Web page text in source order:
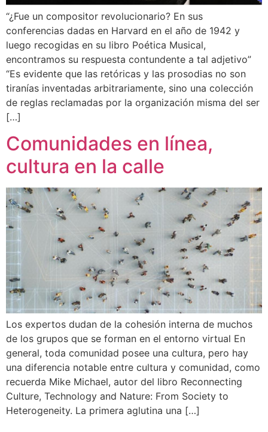
“¿Fue un compositor revolucionario? En sus
conferencias dadas en Harvard en el año de 1942 y
luego recogidas en su libro Poética Musical,
encontramos su respuesta contundente a tal adjetivo”
“Es evidente que las retóricas y las prosodias no son
tiranías inventadas arbitrariamente, sino una colección
de reglas reclamadas por la organización misma del ser
[…]
Comunidades en línea,
cultura en la calle
Los expertos dudan de la cohesión interna de muchos
de los grupos que se forman en el entorno virtual En
general, toda comunidad posee una cultura, pero hay
una diferencia notable entre cultura y comunidad, como
recuerda Mike Michael, autor del libro Reconnecting
Culture, Technology and Nature: From Society to
Heterogeneity. La primera aglutina una […]